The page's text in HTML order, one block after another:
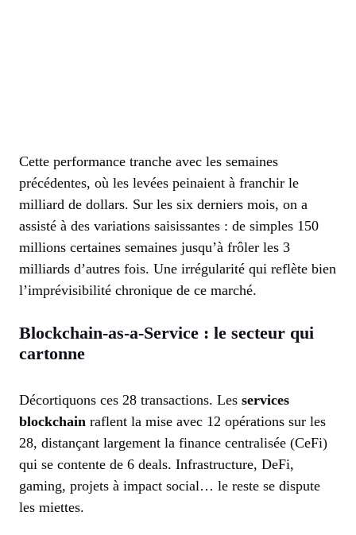
Cette performance tranche avec les semaines
précédentes, où les levées peinaient à franchir le
milliard de dollars. Sur les six derniers mois, on a
assisté à des variations saisissantes : de simples 150
millions certaines semaines jusqu’à frôler les 3
milliards d’autres fois. Une irrégularité qui reflète bien
l’imprévisibilité chronique de ce marché.
Blockchain-as-a-Service : le secteur qui
cartonne
Décortiquons ces 28 transactions. Les services
blockchain raflent la mise avec 12 opérations sur les
28, distançant largement la finance centralisée (CeFi)
qui se contente de 6 deals. Infrastructure, DeFi,
gaming, projets à impact social… le reste se dispute
les miettes.